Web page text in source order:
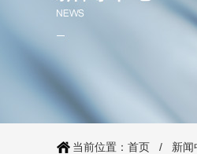
当前位置： 首页 / 新闻